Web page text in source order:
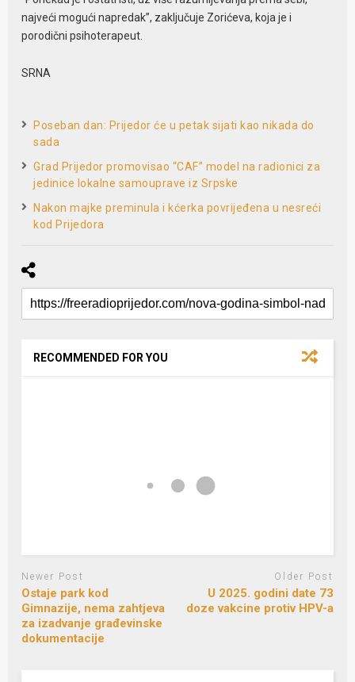
najveći mogući napredak”, zaključuje Zorićeva, koja je i
porodični psihoterapeut.
SRNA
Poseban dan: Prijedor će u petak sijati kao nikada do
sada
Grad Prijedor promovisao “CAF” model na radionici za
jedinice lokalne samouprave iz Srpske
Nakon majke preminula i kćerka povrijeđena u nesreći
kod Prijedora
RECOMMENDED FOR YOU
Newer Post
Ostaje park kod
Gimnazije, nema zahtjeva
za izadvanje građevinske
dokumentacije
Older Post
U 2025. godini date 73
doze vakcine protiv HPV-a